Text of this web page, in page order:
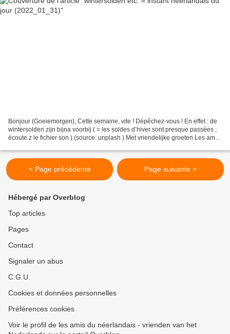
Bonjour (Goeiemorgen), Cette semaine, vite ! Dépêchez-vous ! En effet : de
wintersolden zijn bijna voorbij ( = les soldes d’hiver sont presque passées ;
écoute z le fichier son ) (source: unplash ) Met vriendelijke groeten Les amis
< Page précédente Page suivante >
Hébergé par Overblog
Top articles
Pages
Contact
Signaler un abus
C.G.U.
Cookies et données personnelles
Préférences cookies
Voir le profil de les amis du néerlandais - vrienden van het